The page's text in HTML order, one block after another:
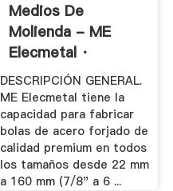
Medios De
Molienda - ME
Elecmetal ·
Presencia Y ...
DESCRIPCIÓN GENERAL.
ME Elecmetal tiene la
capacidad para fabricar
bolas de acero forjado de
calidad premium en todos
los tamaños desde 22 mm
a 160 mm (7/8" a 6 ...